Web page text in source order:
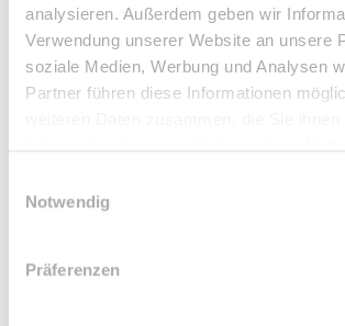
analysieren. Außerdem geben wir
Verwendung unserer Website an unsere
soziale Medien, Werbung und Analysen
Partner führen diese Informationen
Notwendig
Präferenzen
Telefon: 004934298549070